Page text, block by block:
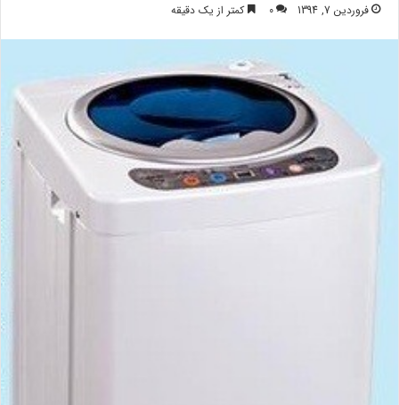
فروردین 7, 1394 0 کمتر از یک دقیقه